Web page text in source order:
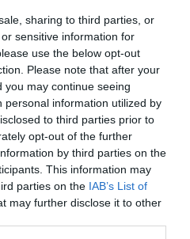
sharing to third parties, or
sensitive information for
use the below opt-out
Please note that after your
may continue seeing
personal information utilized by
to third parties prior to
opt-out of the further
by third parties on the
This information may
parties on the IAB’s List of
may further disclose it to other